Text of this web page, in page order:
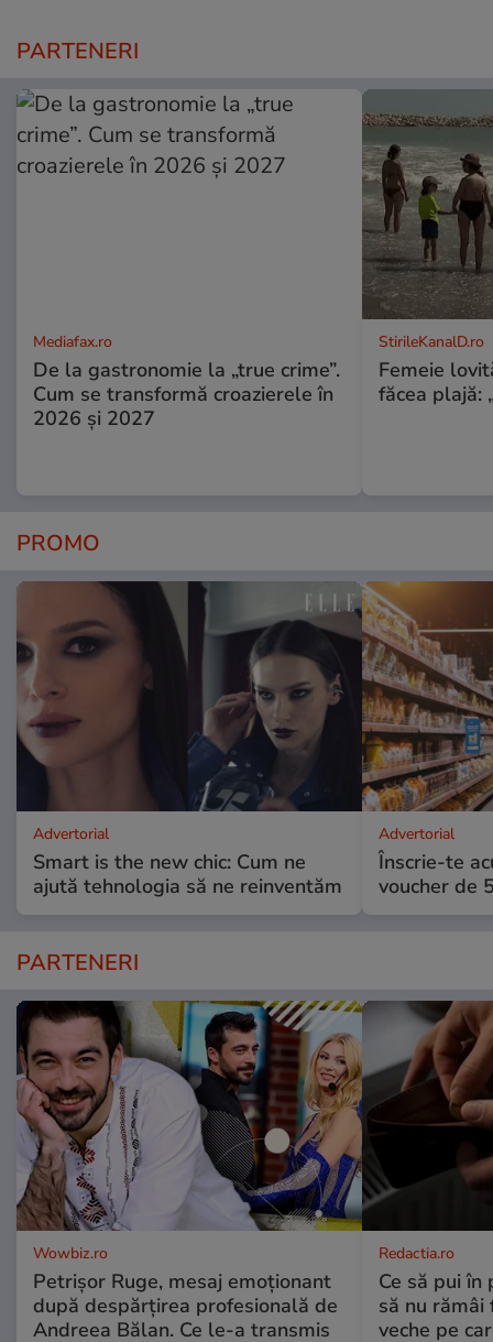
PARTENERI
Mediafax.ro
De la gastronomie la „true crime”.
Cum se transformă croazierele în
2026 și 2027
StirileKanalD.ro
Femeie
făcea plajă:
PROMO
Advertorial
Smart is the new chic: Cum ne
ajută tehnologia să ne reinventăm
Advertorial
Înscrie-te
voucher de
PARTENERI
Wowbiz.ro
Petrișor Ruge, mesaj emoționant
după despărțirea profesională de
Andreea Bălan. Ce le-a transmis
Redactia.ro
Ce să pui
să nu rămâi
veche pe